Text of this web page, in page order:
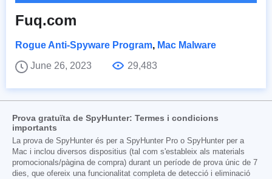
Fuq.com
Rogue Anti-Spyware Program, Mac Malware
June 26, 2023
29,483
Prova gratuïta de SpyHunter: Termes i condicions
importants
La prova de SpyHunter és per a SpyHunter Pro o SpyHunter per a
Mac i inclou diversos dispositius (tal com s'estableix als materials
promocionals/pàgina de compra) durant un període de prova únic de 7
dies, que ofereix una funcionalitat completa de detecció i eliminació